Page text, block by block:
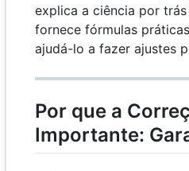
explica a ciência por
fornece fórmulas
ajudá-lo a fazer ajustes
Por que a
Importante: